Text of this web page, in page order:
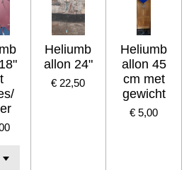
Heliumb
allon 24"
€ 22,50
Heliumb
allon 45
cm met
gewicht
€ 5,00